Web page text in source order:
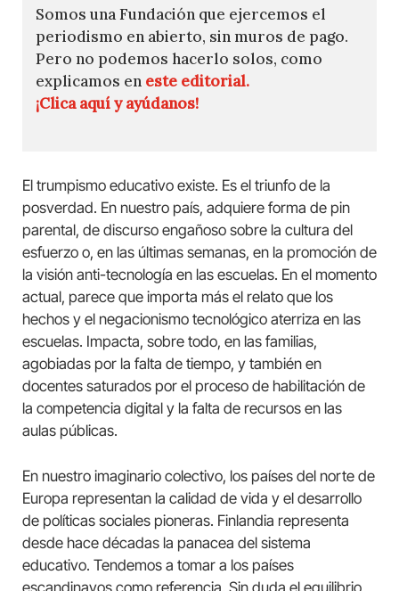
Somos una Fundación que ejercemos el
periodismo en abierto, sin muros de pago.
Pero no podemos hacerlo solos, como
explicamos en este editorial.
¡Clica aquí y ayúdanos!
El trumpismo educativo existe. Es el triunfo de la
posverdad. En nuestro país, adquiere forma de pin
parental, de discurso engañoso sobre la cultura del
esfuerzo o, en las últimas semanas, en la promoción de
la visión anti-tecnología en las escuelas. En el momento
actual, parece que importa más el relato que los
hechos y el negacionismo tecnológico aterriza en las
escuelas. Impacta, sobre todo, en las familias,
agobiadas por la falta de tiempo, y también en
docentes saturados por el proceso de habilitación de
la competencia digital y la falta de recursos en las
aulas públicas.
En nuestro imaginario colectivo, los países del norte de
Europa representan la calidad de vida y el desarrollo
de políticas sociales pioneras. Finlandia representa
desde hace décadas la panacea del sistema
educativo. Tendemos a tomar a los países